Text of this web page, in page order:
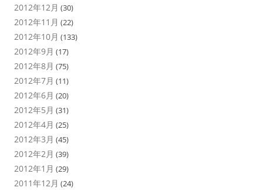
2012年12月 (30)
2012年11月 (22)
2012年10月 (133)
2012年9月 (17)
2012年8月 (75)
2012年7月 (11)
2012年6月 (20)
2012年5月 (31)
2012年4月 (25)
2012年3月 (45)
2012年2月 (39)
2012年1月 (29)
2011年12月 (24)